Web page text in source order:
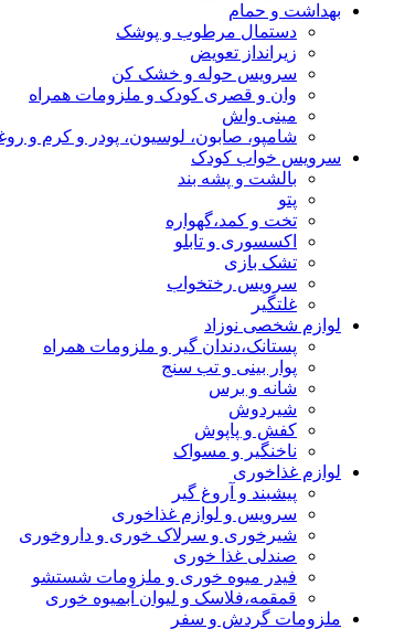
بهداشت و حمام
دستمال مرطوب و پوشک
زیرانداز تعویض
سرویس حوله و خشک کن
وان و قصری کودک و ملزومات همراه
مینی واش
شامپو، صابون، لوسیون، پودر و کرم و
سرویس خواب کودک
بالشت و پشه بند
پتو
تخت و کمد،گهواره
اکسسوری و تابلو
تشک بازی
سرویس رختخواب
غلتگیر
لوازم شخصی نوزاد
پستانک،دندان گیر و ملزومات همراه
پوار بینی و تب سنج
شانه و برس
شیردوش
کفش و پاپوش
ناخنگیر و مسواک
لوازم غذاخوری
پیشبند و آروغ گیر
سرویس و لوازم غذاخوری
شیرخوری و سرلاک خوری و داروخوری
صندلی غذا خوری
فیدر میوه خوری و ملزومات شستشو
قمقمه،فلاسک و لیوان آبمیوه خوری
ملزومات گردش و سفر